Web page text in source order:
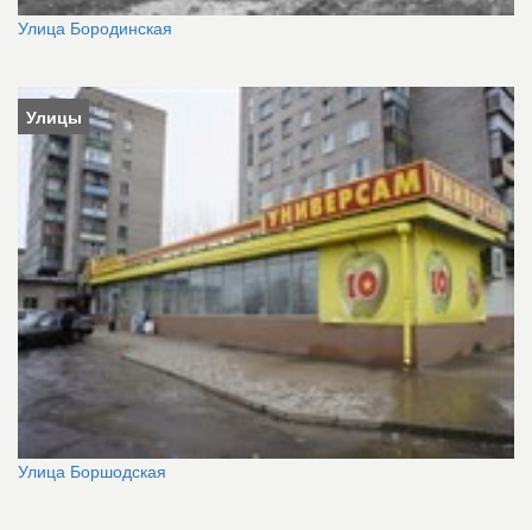
Улица Бородинская
Улицы
Улица Боршодская